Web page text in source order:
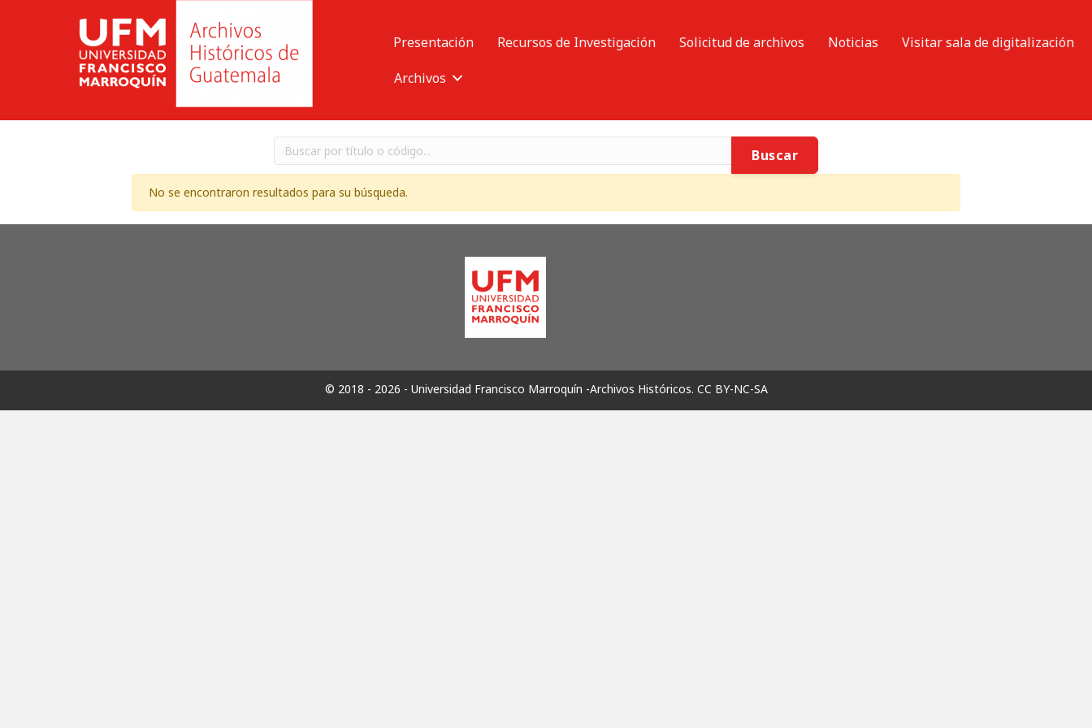
Presentación Recursos de Investigación Solicitud de archivos Noticias
Visitar sala de digitalización
Archivos
Buscar
No se encontraron resultados para su búsqueda.
© 2018 - 2026 - Universidad Francisco Marroquín -Archivos Históricos. CC BY-NC-SA